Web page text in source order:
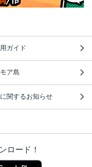
ガイド
ア島
関するお知らせ
ロード！